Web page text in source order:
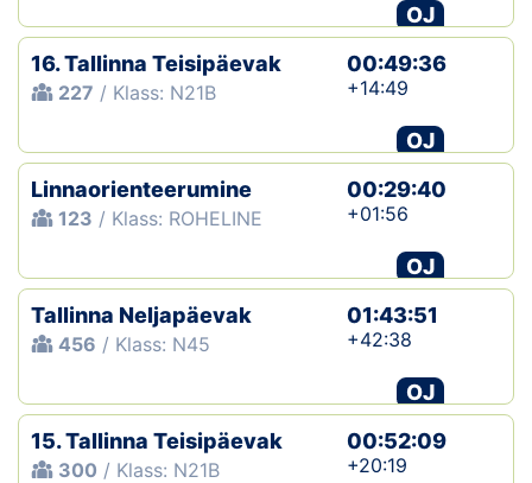
OJ
16. Tallinna Teisipäevak
227 / Klass: N21B
00:49:36
+14:49
OJ
Linnaorienteerumine
123 / Klass: ROHELINE
00:29:40
+01:56
OJ
Tallinna Neljapäevak
456 / Klass: N45
01:43:51
+42:38
OJ
15. Tallinna Teisipäevak
300 / Klass: N21B
00:52:09
+20:19